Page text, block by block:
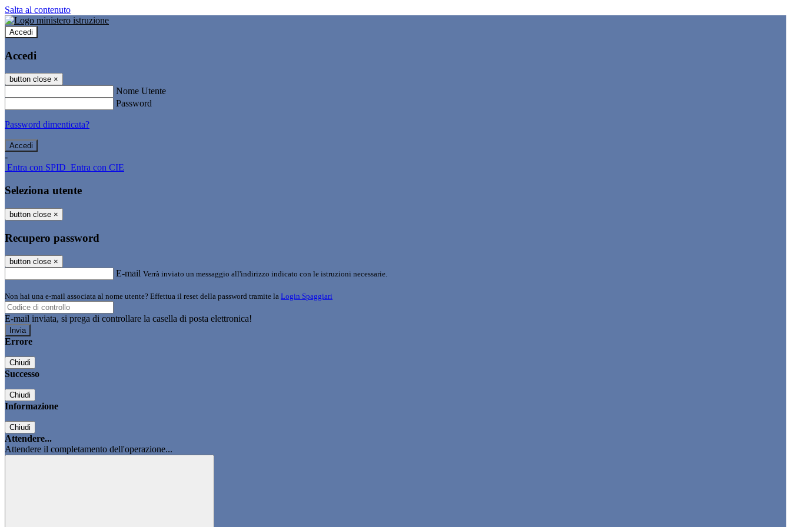
Salta al contenuto
Accedi
Accedi
button close ×
Nome Utente
Password
Password dimenticata?
-
Entra con SPID Entra con CIE
Seleziona utente
button close ×
Recupero password
button close ×
E-mail Verrà inviato un messaggio all'indirizzo indicato con le istruzioni necessarie.
Non hai una e-mail associata al nome utente? Effettua il reset della password tramite la Login Spaggiari
E-mail inviata, si prega di controllare la casella di posta elettronica!
Errore
Chiudi
Successo
Chiudi
Informazione
Chiudi
Attendere...
Attendere il completamento dell'operazione...